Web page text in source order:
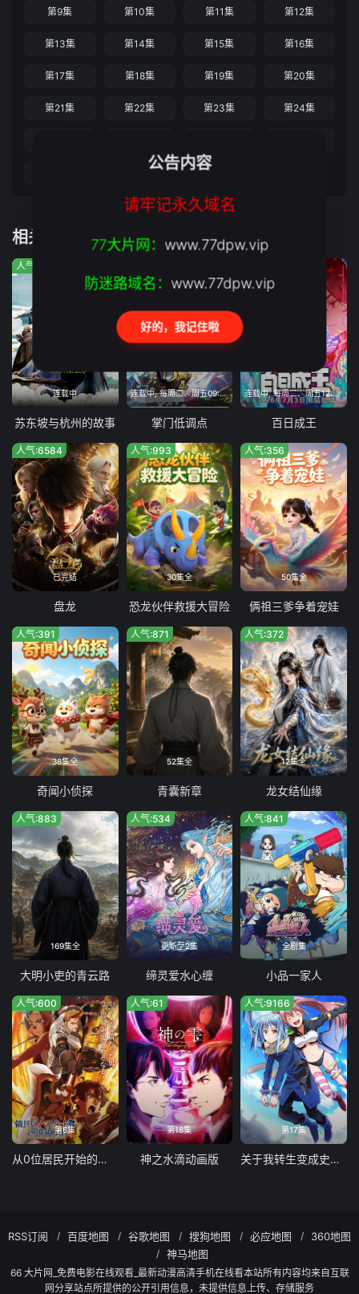
第9集 第10集 第11集 第12集
第13集 第14集 第15集 第16集
第17集 第18集 第19集 第20集
第21集 第22集 第23集 第24集
相关推荐
连载中
人气:238
苏东坡与杭州的故事
连载中, 每周二、周五09:00更新
掌门低调点
连载中, 每周二、周五12:00更新
百日成王
已完结
人气:6584
盘龙
30集全
人气:993
恐龙伙伴救援大冒险
50集全
人气:356
俩祖三爹争着宠娃
38集全
人气:391
奇闻小侦探
52集全
人气:871
青囊新章
12集全
人气:372
龙女结仙缘
169集全
人气:883
大明小吏的青云路
更新至2集
人气:534
缔灵爱水心缠
全剧集
人气:841
小品一家人
第6集
人气:600
从0位居民开始的边境领主大人
第18集
人气:61
神之水滴动画版
第17集
人气:9166
关于我转生变成史莱姆这档事第四季
RSS订阅 百度地图 谷歌地图 搜狗地图 必应地图
360地图
神马地图
66 大片网_免费电影在线观看_最新动漫高清手机在线看本站所有内容均来自互联
网分享站点所提供的公开引用信息，未提供信息上传、存储服务
公告内容
请牢记永久域名
77大片网： www.77dpw.vip
防迷路域名： www.77dpw.vip
好的，我记住啦